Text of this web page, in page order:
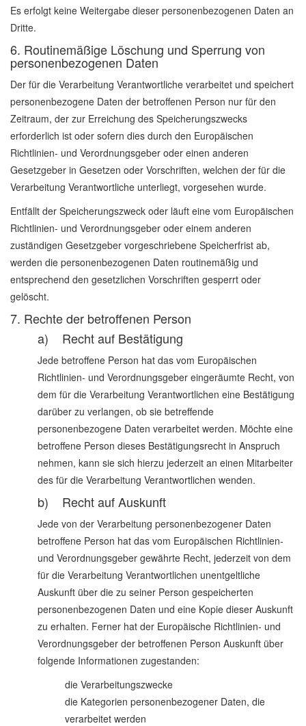
Es erfolgt keine Weitergabe dieser personenbezogenen Daten an
Dritte.
6. Routinemäßige Löschung und Sperrung von
personenbezogenen Daten
Der für die Verarbeitung Verantwortliche verarbeitet und speichert
personenbezogene Daten der betroffenen Person nur für den
Zeitraum, der zur Erreichung des Speicherungszwecks
erforderlich ist oder sofern dies durch den Europäischen
Richtlinien- und Verordnungsgeber oder einen anderen
Gesetzgeber in Gesetzen oder Vorschriften, welchen der für die
Verarbeitung Verantwortliche unterliegt, vorgesehen wurde.
Entfällt der Speicherungszweck oder läuft eine vom Europäischen
Richtlinien- und Verordnungsgeber oder einem anderen
zuständigen Gesetzgeber vorgeschriebene Speicherfrist ab,
werden die personenbezogenen Daten routinemäßig und
entsprechend den gesetzlichen Vorschriften gesperrt oder
gelöscht.
7. Rechte der betroffenen Person
a) Recht auf Bestätigung
Jede betroffene Person hat das vom Europäischen
Richtlinien- und Verordnungsgeber eingeräumte Recht, von
dem für die Verarbeitung Verantwortlichen eine Bestätigung
darüber zu verlangen, ob sie betreffende
personenbezogene Daten verarbeitet werden. Möchte eine
betroffene Person dieses Bestätigungsrecht in Anspruch
nehmen, kann sie sich hierzu jederzeit an einen Mitarbeiter
des für die Verarbeitung Verantwortlichen wenden.
b) Recht auf Auskunft
Jede von der Verarbeitung personenbezogener Daten
betroffene Person hat das vom Europäischen Richtlinien-
und Verordnungsgeber gewährte Recht, jederzeit von dem
für die Verarbeitung Verantwortlichen unentgeltliche
Auskunft über die zu seiner Person gespeicherten
personenbezogenen Daten und eine Kopie dieser Auskunft
zu erhalten. Ferner hat der Europäische Richtlinien- und
Verordnungsgeber der betroffenen Person Auskunft über
folgende Informationen zugestanden:
die Verarbeitungszwecke
die Kategorien personenbezogener Daten, die
verarbeitet werden